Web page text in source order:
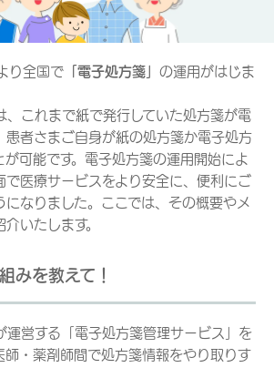
り全国で 「電子処方箋」 の運用がはじま
、これまで紙で発行していた処方箋が電
患者さまご自身が紙の処方箋か電子処方
が可能です。電子処方箋の運用開始によ
で医療サービスをより安全に、便利にご
になりました。ここでは、その概要やメ
いたします。
みを教えて！
運営する「電子処方箋管理サービス」を
師・薬剤師間で処方箋情報をやり取りす